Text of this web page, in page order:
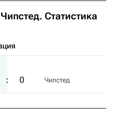
Статистика
: 0 Чипстед